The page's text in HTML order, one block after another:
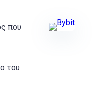
που
του